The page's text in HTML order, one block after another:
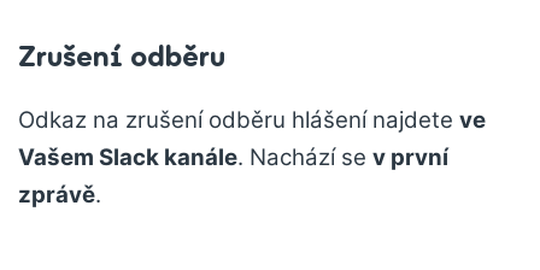
Zrušení odběru
Odkaz na zrušení odběru hlášení najdete ve
Vašem Slack kanále. Nachází se v první
zprávě.